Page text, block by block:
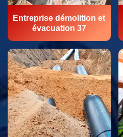
Entreprise démolition et
évacuation 37